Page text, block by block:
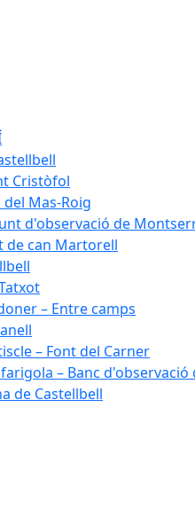
Cristòfol
Mas-Roig
d'observació de
de can Martorell
– Entre camps
– Font del Carner
farigola – Banc
de Castellbell